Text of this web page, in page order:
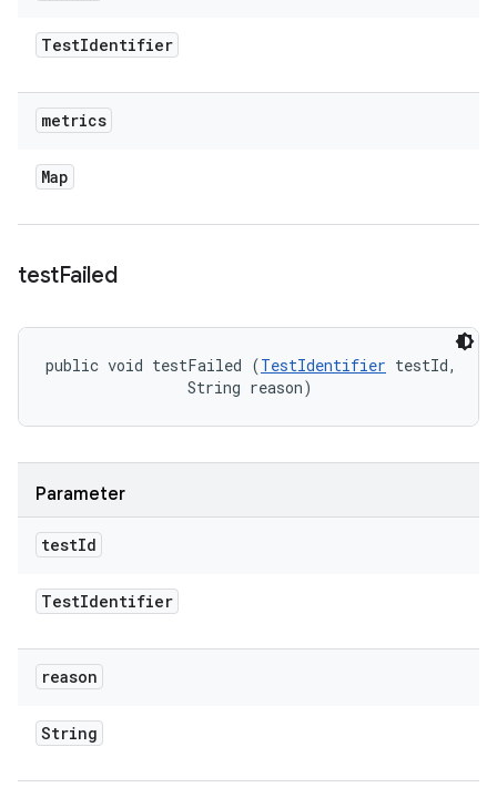
TestIdentifier
metrics
Map
testFailed
public void testFailed (TestIdentifier testId,
                String reason)
Parameter
testId
TestIdentifier
reason
String